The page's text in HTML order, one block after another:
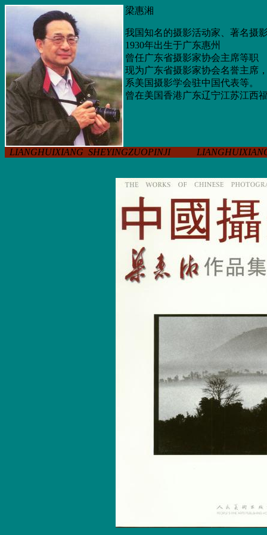
梁惠湘
我国知名的摄影活动家、著名摄
1930年出生于广东惠州
曾任广东省摄影家协会主席等职
现为广东省摄影家协会名誉主席
系美国摄影学会驻中国代表等。
曾在美国香港广东辽宁江苏江西
LIANGHUIXIANG SHEYINGZUOPINJI